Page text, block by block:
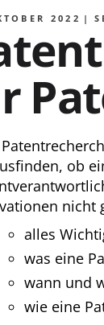
2022
ob
nicht
alles
was eine
wann und
wie eine